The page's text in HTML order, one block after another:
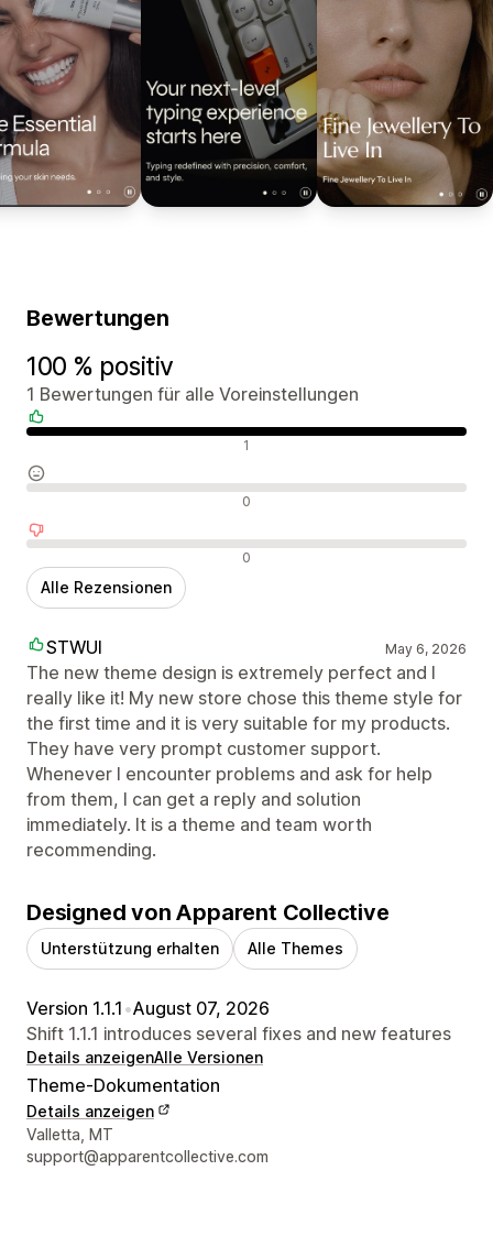
Bewertungen
100 % positiv
1 Bewertungen für alle Voreinstellungen
1
0
0
Alle Rezensionen
STWUI May 6, 2026
The new theme design is extremely perfect and I
really like it! My new store chose this theme style for
the first time and it is very suitable for my products.
They have very prompt customer support.
Whenever I encounter problems and ask for help
from them, I can get a reply and solution
immediately. It is a theme and team worth
recommending.
Designed von Apparent Collective
Unterstützung erhalten Alle Themes
Version 1.1.1 •August 07, 2026
Shift 1.1.1 introduces several fixes and new features
Details anzeigenAlle Versionen
Theme-Dokumentation
Details anzeigen
Designer-Kontaktdaten
Valletta, MT
support@apparentcollective.com